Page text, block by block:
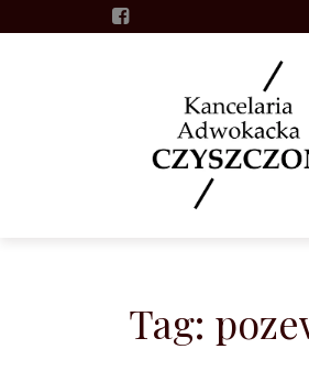
Tag: